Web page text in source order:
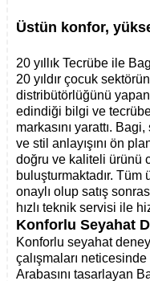
Üstün konfor,
20 yıllık Tecrübe ile
20 yıldır çocuk
distribütörlüğünü
edindiği bilgi ve
markasını yarattı.
ve stil anlayışını ön
doğru ve kaliteli ürünü
buluşturmaktadır. Tüm
onaylı olup satış
hızlı teknik servisi ile
Konforlu Seyahat
Konforlu seyahat
çalışmaları
Arabasını tasarlayan